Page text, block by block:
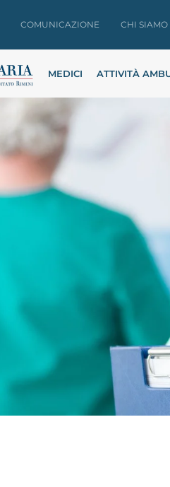
COMUNICAZIONE CHI SIAMO
MEDICI ATTIVITÀ